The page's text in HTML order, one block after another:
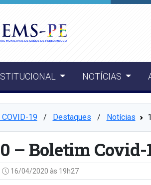
NOTÍCIAS
19⠀/⠀ Destaques ⠀/⠀ Notícias
– Boletim Covid-
16/04/2020 às 19h27